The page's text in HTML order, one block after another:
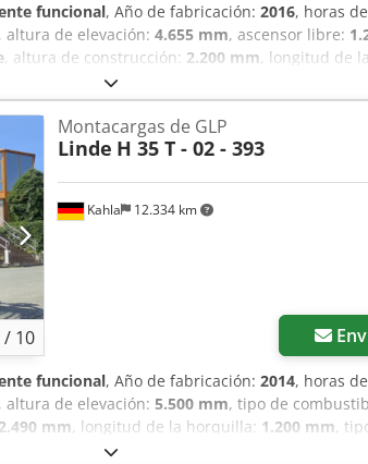
funcional, Año de fabricación: 2016, horas
, altura de elevación: 4.655 mm, ascensor libre:
, altura de construcción: 2.200 mm, longitud de
, Carretilla elevadora de combustión interna Clase
técnico: muy bueno Neumáticos
delanteros: 80-100% Neumáticos traseros, tipo:
Descripción: revisada en el taller, nueva
Desplazador lateral, dispositivo de ajuste de
faro de trabajo trasero, faro de trabajo
total, certificado CE.
/ 10
Kahla 12.334 km
Montacargas de GLP
Linde H 35 T - 02 - 393
funcional, Año de fabricación: 2014, horas
, altura de elevación: 5.500 mm, tipo de
2.490 mm, longitud de la horquilla: 1.200 mm,
a gas Djdpfeymtw Usx Aa Djck Clase ISO: